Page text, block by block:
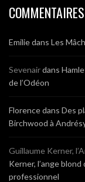
COMMENTAIRES
Emiliedans Les
Sevenairdans
de l’Odéon
Florencedans Des
Birchwood à
Guillaume Kerner,
Kerner, l’ange
professionnel